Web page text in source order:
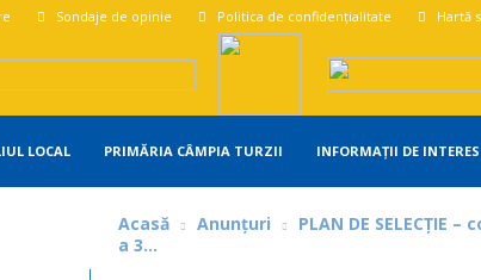
Sondaje de opinie Politica de confidențialitate Hartă
LOCAL PRIMĂRIA CÂMPIA TURZII INFORMAȚII DE
Acasă Anunțuri
PLAN DE
a 3...